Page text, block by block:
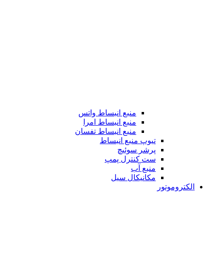
منبع انبساط واتس
منبع انبساط امرا
منبع انبساط تفسان
تیوپ منبع انبساط
پرشر سوئیچ
ست کنترل پمپ
منبع آب
مکانیکال سیل
الکتروموتور